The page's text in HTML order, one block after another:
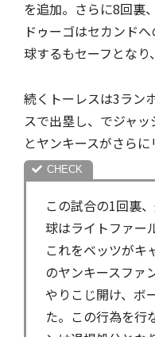
を追加。さらに8回裏
ドゥーゴはセカンド
球するもセーフとなり
続くトーレスは3ラン
スで出塁し、でジャ
とヤンキースがさらに
この試合の1回裏
球はライトファー
これをベッツがキ
のヤンキースファ
やりこじ開け、ボ
た。この行為を行